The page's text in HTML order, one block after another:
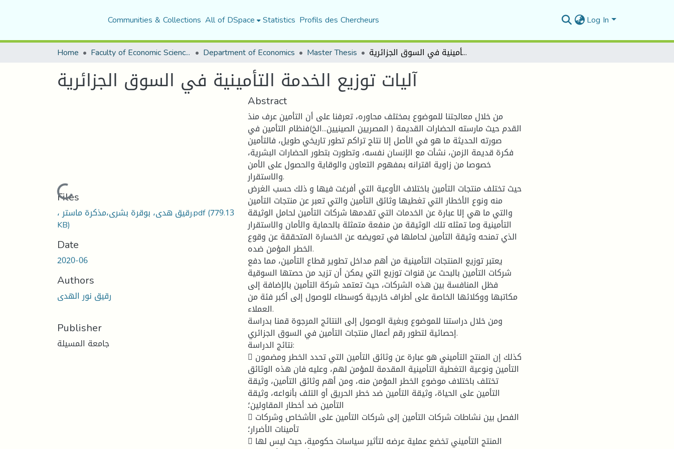
Communities & Collections All of DSpace Statistics Profils des Chercheurs Log In
Home Faculty of Economic Sciences, Commerce and Management Sciences Department of Economics Master Thesis آليات توزيع الخدمة التأمينية في السوق الجزائرية
آليات توزيع الخدمة التأمينية في السوق الجزائرية
Loading...
Files
، رقيق هدى، بوقرة بشرى،مذكرة ماستر.pdf(779.13
KB)
Date
2020-06
Authors
رقيق نور الهدى
Publisher
جامعة المسيلة
Abstract
من خلال معالجتنا للموضوع بمختلف محاوره، تعرفنا على أن التأمين عرف منذ
القدم حيث مارسته الحضارات القديمة ( المصريين الصينيين...الخ)فنظام التأمين في
صورته الحديثة ما هو في الأصل إلا نتاج تراكم تطور تاريخي طويل، فالتأمين
فكرة قديمة الزمن، نشأت مع الإنسان نفسه، وتطورت بتطور الحضارات البشرية،
خصوصا من زاوية اقترانه بمفهوم التعاون والوقاية والحصول على الأمن
والاستقرار.
حيث تختلف منتجات التأمين باختلاف الأوعية التي أفرغت فيها و ذلك حسب الغرض
منه ونوع الأخطار التي تغطيها وثائق التأمين والتي تعبر عن منتجات التأمين
والتي ما هي إلا عبارة عن الخدمات التي تقدمها شركات التأمين لحامل الوثيقة
التأمينية وما تمثله تلك الوثيقة من منفعة متمثلة بالحماية والأمان والاستقرار
الذي تمنحه وثيقة التأمين لحاملها في تعويضه عن الخسارة المتحققة عن وقوع
الخطر المؤمن ضده.
يعتبر توزيع المنتجات التأمينية من أهم مداخل تطوير قطاع التأمين، مما دفع
شركات التأمين بالبحث عن قنوات توزيع التي يمكن أن تزيد من حصتها السوقية
فظل المنافسة بين هذه الشركات، حيث تعتمد شركة التأمين بالإضافة إلى
مكاتبها ووكلائها الخاصة على أطراف خارجية كوسطاء للوصول إلى أكبر فئة من
العملاء.
ومن خلال دراستنا للموضوع وبغية الوصول إلى النتائج المرجوة قمنا بدراسة
إحصائية لتطور رقم أعمال منتجات التأمين في السوق الجزائري.
نتائج الدراسة:
 كذلك إن المنتج التأميني هو عبارة عن وثائق التأمين التي تحدد الخطر ومضمون
التأمين ونوعية التغطية التأمينية المقدمة للمؤمن لهم، وعليه فان هذه الوثائق
تختلف باختلاف موضوع الخطر المؤمن منه، ومن أهم وثائق التأمين، وثيقة
التأمين على الحياة، وثيقة التأمين ضد خطر الحريق أو التلف بأنواعه، وثيقة
التأمين ضد أخطار المقاولين؛
 الفصل بين نشاطات شركات التأمين إلى شركات التأمين على الأشخاص وشركات
تأمينات الأضرار؛
 المنتج التأميني تخضع عملية عرضه لتأثير سياسات حكومية، حيث ليس لها